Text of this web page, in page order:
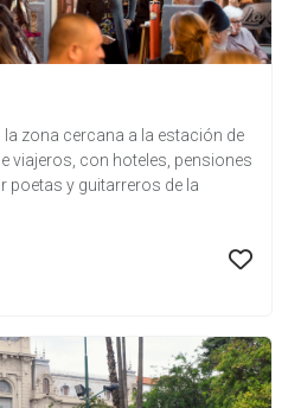
zona cercana a la estación de
viajeros, con hoteles, pensiones
poetas y guitarreros de la